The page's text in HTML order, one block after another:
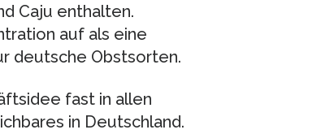
Caju enthalten.
auf als eine
deutsche Obstsorten.
fast in allen
in Deutschland.